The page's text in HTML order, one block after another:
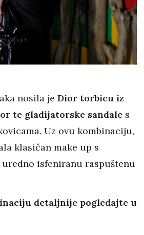
nosila je Dior torbicu iz
te gladijatorske sandale s
Uz ovu kombinaciju,
klasičan make up s
isfeniranu raspuštenu
detaljnije pogledajte u